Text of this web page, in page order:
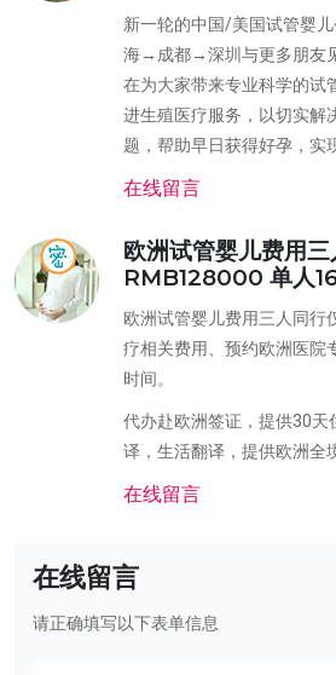
新一轮的中国/美国试管婴
海→成都→深圳与更多朋友
在为大家带来专业科学的试
进生殖医疗服务，以切实解
题，帮助早日获得好孕，实
在线留言
欧洲试管婴儿费用
RMB128000 单人
欧洲试管婴儿费用三人同行
疗相关费用、预约欧洲医院
时间。
代办赴欧洲签证，提供30天
译，生活翻译，提供欧洲全
在线留言
在线留言
请正确填写以下表单信息